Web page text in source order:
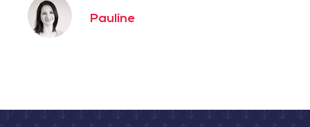
Pauline